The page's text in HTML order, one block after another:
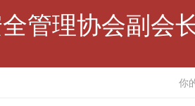
管理协会副会
你